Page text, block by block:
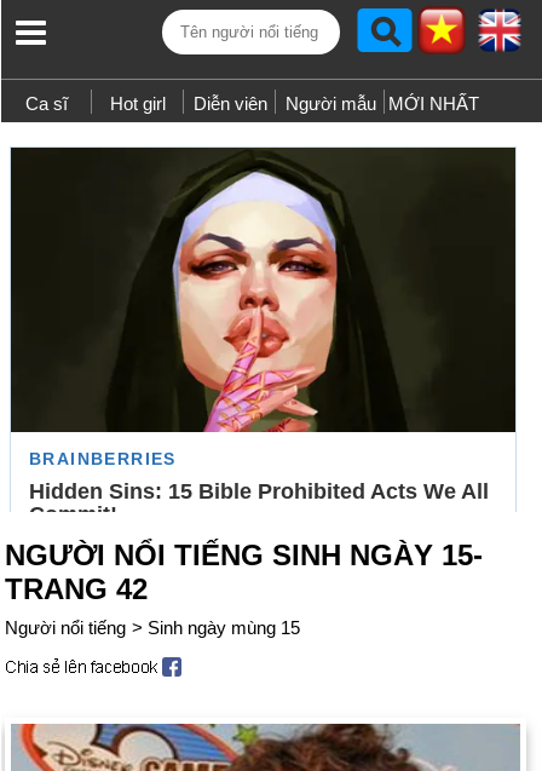
Ca sĩ Hot girl Diễn viên Người mẫu MỚI NHẤT
NGƯỜI NỔI TIẾNG SINH NGÀY 15-
TRANG 42
Người nổi tiếng > Sinh ngày mùng 15